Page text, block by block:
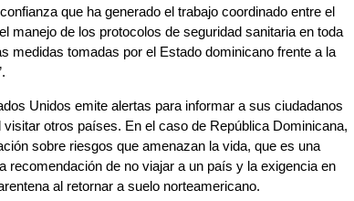
que ha generado el trabajo coordinado entre el
manejo de los protocolos de seguridad sanitaria en toda
medidas tomadas por el Estado dominicano frente a la
Unidos emite alertas para informar a sus ciudadanos
otros países. En el caso de República Dominicana,
sobre riesgos que amenazan la vida, que es una
recomendación de no viajar a un país y la exigencia en
al retornar a suelo norteamericano.